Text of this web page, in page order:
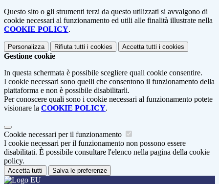
Questo sito o gli strumenti terzi da questo utilizzati si avvalgono di
cookie necessari al funzionamento ed utili alle finalità illustrate nella
COOKIE POLICY.
Personalizza Rifiuta tutti i cookies Accetta tutti i cookies
Gestione cookie
In questa schermata è possibile scegliere quali cookie consentire.
I cookie necessari sono quelli che consentono il funzionamento della
piattaforma e non è possibile disabilitarli.
Per conoscere quali sono i cookie necessari al funzionamento potete
visionare la COOKIE POLICY.
Cookie necessari per il funzionamento
I cookie necessari per il funzionamento non possono essere
disabilitati. È possibile consultare l'elenco nella pagina della cookie
policy.
Accetta tutti Salva le preferenze